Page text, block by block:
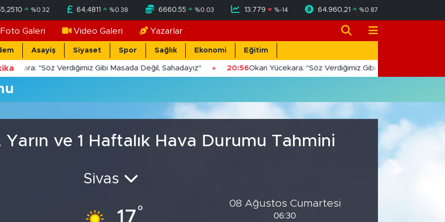
%0.32 64,4811 %0.38 6660.55 %0.03 13.779 %-14 64.960,21 %0.87
Foto Galeri Video Galeri Yazarlar
Asayiş Siyaset Spor Sağlık Ekonomi Eğitim
"Söz Verdiğimiz Gibi Masada Değil, Sahadayız" 20:56Okan Yücekara: "Söz Verdiğimiz Gibi Masada Değil,
ve 1 Haftalık Hava Durumu Tahmini
Sivas
°
08 Ağustos Cumartesi
06:30